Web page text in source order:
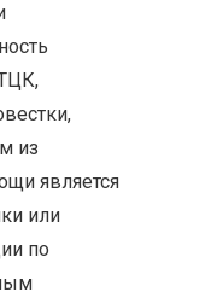
из
является
или
по